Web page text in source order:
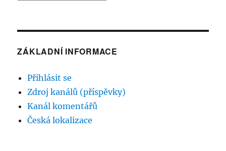
ZÁKLADNÍ INFORMACE
Přihlásit se
Zdroj kanálů (příspěvky)
Kanál komentářů
Česká lokalizace